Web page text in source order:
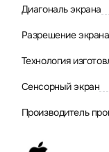
Диагональ экрана
Разрешение экрана
Технология
Сенсорный экран
Производитель